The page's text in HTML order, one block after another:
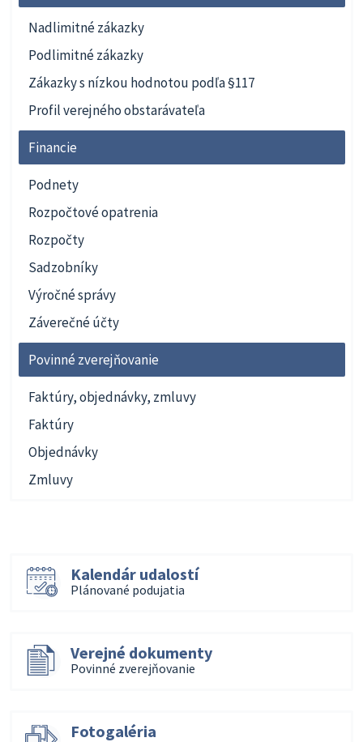
Nadlimitné zákazky
Podlimitné zákazky
Zákazky s nízkou hodnotou podľa §117
Profil verejného obstarávateľa
Financie
Podnety
Rozpočtové opatrenia
Rozpočty
Sadzobníky
Výročné správy
Záverečné účty
Povinné zverejňovanie
Faktúry, objednávky, zmluvy
Faktúry
Objednávky
Zmluvy
Kalendár udalostí
Plánované podujatia
Verejné dokumenty
Povinné zverejňovanie
Fotogaléria